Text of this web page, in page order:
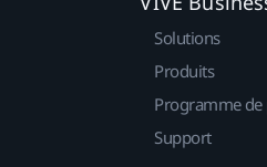
Solutions
Produits
Programme
Support